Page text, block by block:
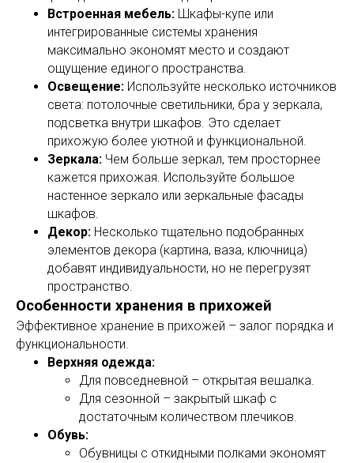
Встроенная мебель: Шкафы-купе или
интегрированные системы хранения
максимально экономят место и создают
ощущение единого пространства.
Освещение: Используйте несколько источников
света: потолочные светильники, бра у зеркала,
подсветка внутри шкафов. Это сделает
прихожую более уютной и функциональной.
Зеркала: Чем больше зеркал, тем просторнее
кажется прихожая. Используйте большое
настенное зеркало или зеркальные фасады
шкафов.
Декор: Несколько тщательно подобранных
элементов декора (картина, ваза, ключница)
добавят индивидуальности, но не перегрузят
пространство.
Особенности хранения в прихожей
Эффективное хранение в прихожей – залог порядка и
функциональности.
Верхняя одежда:
Для повседневной – открытая вешалка.
Для сезонной – закрытый шкаф с
достаточным количеством плечиков.
Обувь:
Обувницы с откидными полками экономят